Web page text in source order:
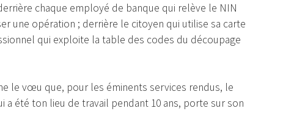
chaque employé de banque qui relève le NIN
une opération ; derrière le citoyen qui utilise sa carte
qui exploite la table des codes du découpage
le vœu que, pour les éminents services rendus, le
a été ton lieu de travail pendant 10 ans, porte sur son